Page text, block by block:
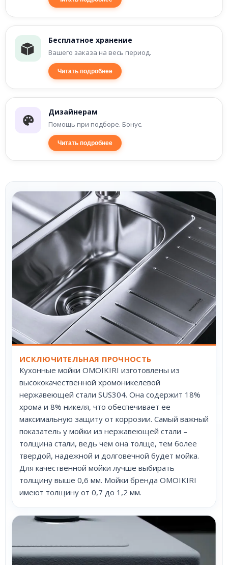
Бесплатное хранение
Вашего заказа на весь период.
Читать подробнее
Дизайнерам
Помощь при подборе. Бонус.
Читать подробнее
ИСКЛЮЧИТЕЛЬНАЯ ПРОЧНОСТЬ
Кухонные мойки OMOIKIRI изготовлены из
высококачественной хромоникелевой
нержавеющей стали SUS304. Она содержит 18%
хрома и 8% никеля, что обеспечивает ее
максимальную защиту от коррозии. Самый важный
показатель у мойки из нержавеющей стали –
толщина стали, ведь чем она толще, тем более
твердой, надежной и долговечной будет мойка.
Для качественной мойки лучше выбирать
толщину выше 0,6 мм. Мойки бренда OMOIKIRI
имеют толщину от 0,7 до 1,2 мм.